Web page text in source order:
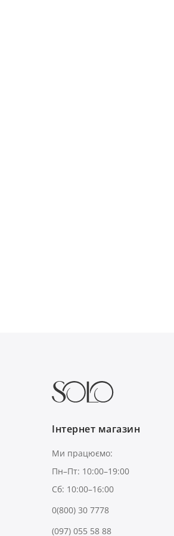
Інтернет магазин
Ми працюємо:
Пн–Пт: 10:00–19:00
Сб: 10:00–16:00
0(800) 30 7778
(097) 055 58 88